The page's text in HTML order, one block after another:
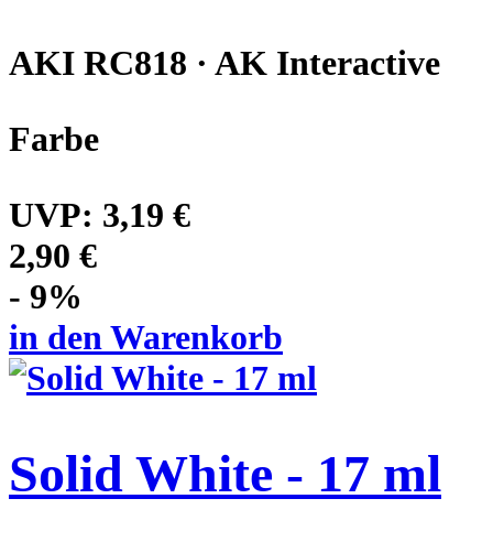
AKI RC818 · AK Interactive
Farbe
UVP: 3,19 €
2,90 €
- 9%
in den Warenkorb
Solid White - 17 ml